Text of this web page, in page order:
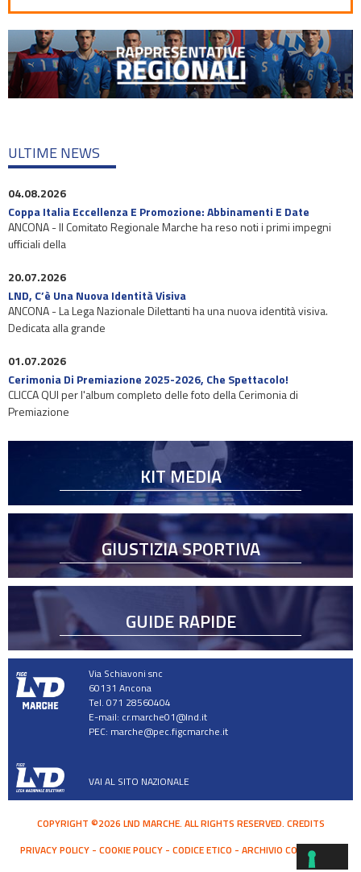
ULTIME NEWS
04.08.2026
Coppa Italia Eccellenza E Promozione: Abbinamenti E Date
ANCONA - Il Comitato Regionale Marche ha reso noti i primi impegni
ufficiali della
20.07.2026
LND, C’è Una Nuova Identità Visiva
ANCONA - La Lega Nazionale Dilettanti ha una nuova identità visiva.
Dedicata alla grande
01.07.2026
Cerimonia Di Premiazione 2025-2026, Che Spettacolo!
CLICCA QUI per l'album completo delle foto della Cerimonia di
Premiazione
KIT MEDIA
GIUSTIZIA SPORTIVA
GUIDE RAPIDE
Via Schiavoni snc
60131 Ancona
Tel. 071 28560404
E-mail: cr.marche01@lnd.it
PEC: marche@pec.figcmarche.it
VAI AL SITO NAZIONALE
COPYRIGHT ©2026 LND MARCHE. ALL RIGHTS RESERVED. CREDITS
PRIVACY POLICY
COOKIE POLICY CODICE ETICO ARCHIVIO COMUNICATI